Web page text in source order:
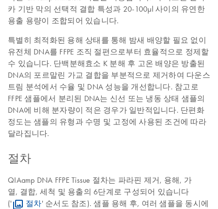
카 기반 막의 선택적 결합 특성과 20-100µl 사이의 유연한
용출 용량이 조합되어 있습니다.
특별히 최적화된 용해 상태를 통해 밤새 배양할 필요 없이
유전체 DNA를 FFPE 조직 절편으로부터 효율적으로 정제할
수 있습니다. 단백분해효소 K 분해 후 고온 배양은 방출된
DNA의 포르말린 가교 결합을 부분적으로 제거하여 다운스
트림 분석에서 수율 및 DNA 성능을 개선합니다. 참고로
FFPE 샘플에서 분리된 DNA는 신선 또는 냉동 상태 샘플의
DNA에 비해 분자량이 적은 경우가 일반적입니다. 단편화
정도는 샘플의 유형과 수명 및 고정에 사용된 조건에 따라
달라집니다.
절차
QIAamp DNA FFPE Tissue 절차는 파라핀 제거, 용해, 가
열, 결합, 세척 및 용출의 6단계로 구성되어 있습니다
('
절차' 순서도 참조). 샘플 용해 후, 여러 샘플을 동시에